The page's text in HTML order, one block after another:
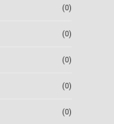
(0)
(0)
(0)
(0)
(0)